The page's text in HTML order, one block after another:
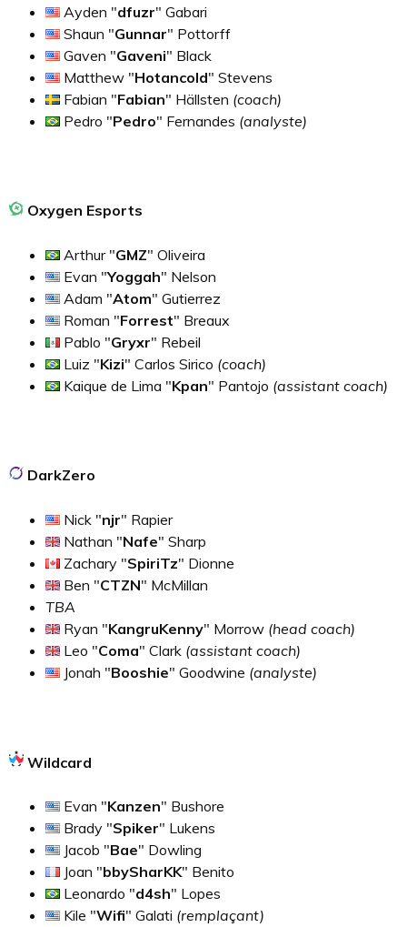
Ayden "dfuzr" Gabari
Shaun "Gunnar" Pottorff
Gaven "Gaveni" Black
Matthew "Hotancold" Stevens
Fabian "Fabian" Hällsten (coach)
Pedro "Pedro" Fernandes (analyste)
Oxygen Esports
Arthur "GMZ" Oliveira
Evan "Yoggah" Nelson
Adam "Atom" Gutierrez
Roman "Forrest" Breaux
Pablo "Gryxr" Rebeil
Luiz "Kizi" Carlos Sirico (coach)
Kaique de Lima "Kpan" Pantojo (assistant coach)
DarkZero
Nick "njr" Rapier
Nathan "Nafe" Sharp
Zachary "SpiriTz" Dionne
Ben "CTZN" McMillan
TBA
Ryan "KangruKenny" Morrow (head coach)
Leo "Coma" Clark (assistant coach)
Jonah "Booshie" Goodwine (analyste)
Wildcard
Evan "Kanzen" Bushore
Brady "Spiker" Lukens
Jacob "Bae" Dowling
Joan "bbySharKK" Benito
Leonardo "d4sh" Lopes
Kile "Wifi" Galati (remplaçant)